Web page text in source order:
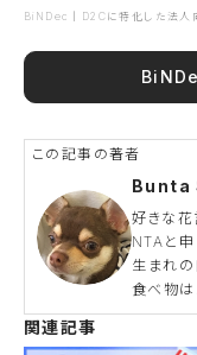
BiNDec｜D2Cに特化した法人
Bunta
好きな花
NTAと申
生まれの
食べ物は
関連記事